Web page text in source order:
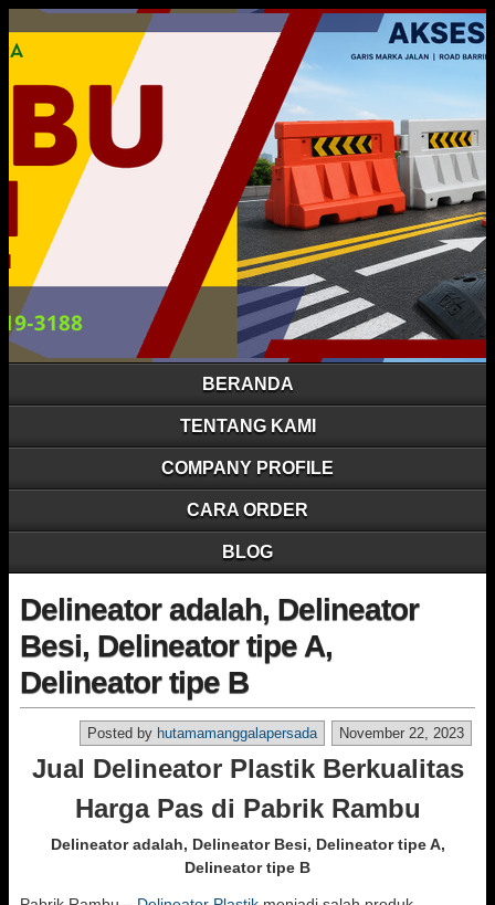
BERANDA
TENTANG KAMI
COMPANY PROFILE
CARA ORDER
BLOG
Delineator adalah, Delineator
Besi, Delineator tipe A,
Delineator tipe B
November 22, 2023
Posted by hutamamanggalapersada
Jual Delineator Plastik Berkualitas
Harga Pas di Pabrik Rambu
Delineator adalah, Delineator Besi, Delineator tipe A,
Delineator tipe B